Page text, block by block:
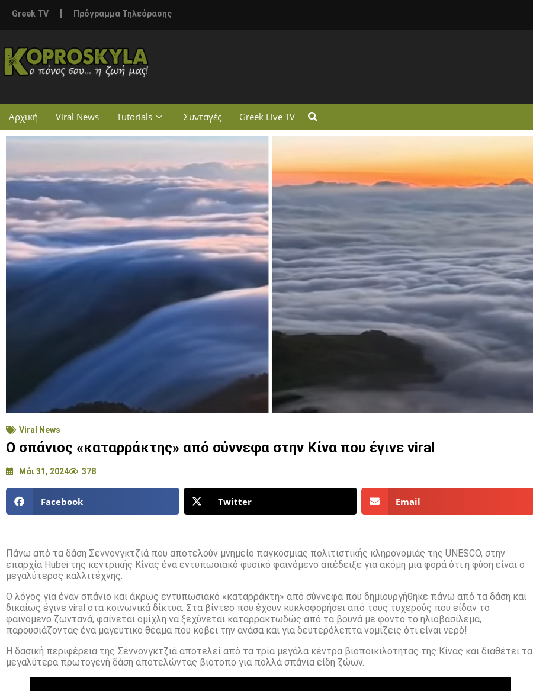
Greek TV Πρόγραμμα Τηλεόρασης
Αρχική Viral News Tutorials Συνταγές Greek Live TV
Viral News
Ο σπάνιος «καταρράκτης» από σύννεφα στην Κίνα που έγινε viral
Μάι 31, 2024 378
Facebook Twitter Email
Πάνω από τα δάση Σεννονγκτζιά που αποτελούν μνημείο παγκόσμιας πολιτιστικής κληρονομιάς της UNESCO, στην
επαρχία Hubei της κεντρικής Κίνας ένα εντυπωσιακό φυσικό φαινόμενο απέδειξε για ακόμη μια φορά ότι η φύση είναι ο
μεγαλύτερος καλλιτέχνης.
Ο λόγος για έναν σπάνιο και άκρως εντυπωσιακό «καταρράκτη» από σύννεφα που δημιουργήθηκε πάνω από τα δάση και
δικαίως έγινε viral στα κοινωνικά δίκτυα. Στα βίντεο που έχουν κυκλοφορήσει από τους τυχερούς που είδαν το
φαινόμενο ζωντανά, φαίνεται ομίχλη να ξεχύνεται καταρρακτωδώς από τα βουνά με φόντο το ηλιοβασίλεμα,
παρουσιάζοντας ένα μαγευτικό θέαμα που κόβει την ανάσα και για δευτερόλεπτα νομίζεις ότι είναι νερό!
Η δασική περιφέρεια της Σεννονγκτζιά αποτελεί από τα τρία μεγάλα κέντρα βιοποικιλότητας της Κίνας και διαθέτει τα
μεγαλύτερα πρωτογενή δάση αποτελώντας βιότοπο για πολλά σπάνια είδη ζώων.